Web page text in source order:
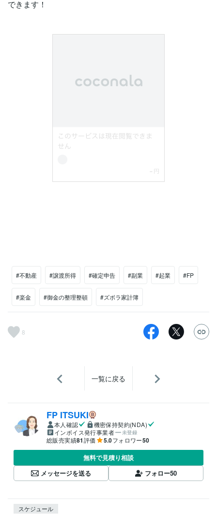
できます！
#不動産 #譲渡所得 #確定申告 #副業 #起業 #FP
#楽金 #御金の整理整頓 #ズボラ家計簿
8
一覧に戻る
FP ITSUKI
本人確認
機密保持契約(NDA)
インボイス発行事業者
未登録
総販売実績81評価 5.0フォロワー50
無料で見積り相談
メッセージを送る
フォロー50
スケジュール